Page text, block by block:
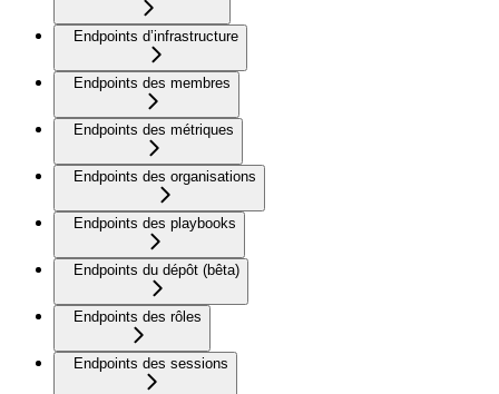
Endpoints d’infrastructure
Endpoints des membres
Endpoints des métriques
Endpoints des organisations
Endpoints des playbooks
Endpoints du dépôt (bêta)
Endpoints des rôles
Endpoints des sessions